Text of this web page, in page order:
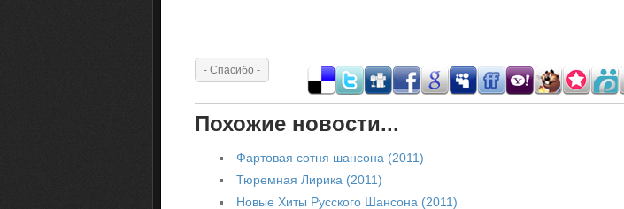
Похожие новости...
Фартовая сотня шансона (2011)
Тюремная Лирика (2011)
Новые Хиты Русского Шансона (2011)